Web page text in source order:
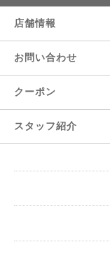
店舗情報
お問い合わせ
クーポン
スタッフ紹介